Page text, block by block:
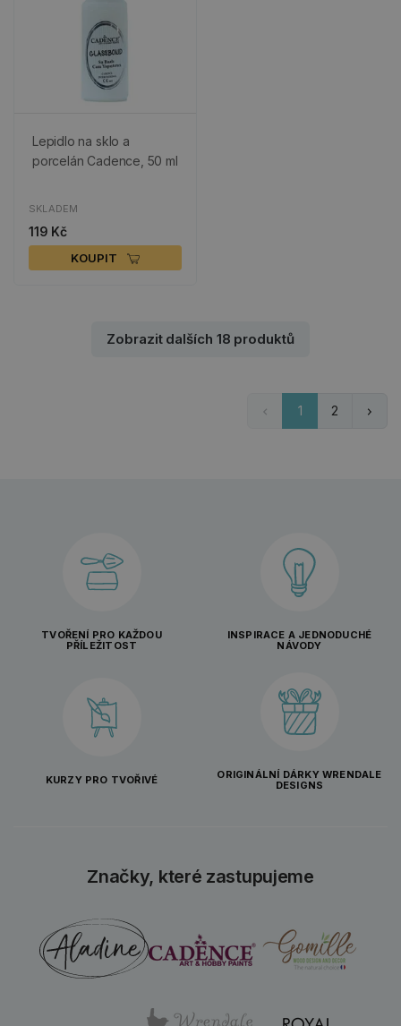
Lepidlo na sklo a
porcelán Cadence, 50 ml
SKLADEM
119 Kč
KOUPIT
Zobrazit dalších 18 produktů
1 2
TVOŘENÍ PRO KAŽDOU
PŘÍLEŽITOST
INSPIRACE A JEDNODUCHÉ
NÁVODY
KURZY PRO TVOŘIVÉ
ORIGINÁLNÍ DÁRKY WRENDALE
DESIGNS
Značky, které zastupujeme